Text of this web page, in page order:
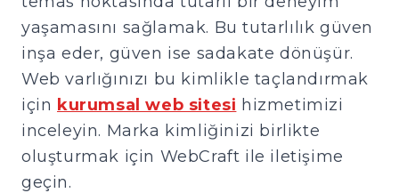
yaşamasını sağlamak. Bu tutarlılık güven
inşa eder, güven ise sadakate dönüşür.
Web varlığınızı bu kimlikle taçlandırmak
için kurumsal web sitesi hizmetimizi
inceleyin. Marka kimliğinizi birlikte
oluşturmak için WebCraft ile iletişime
geçin.